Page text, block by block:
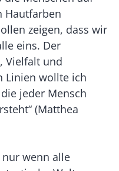
Hautfarben
zeigen, dass wir
eins. Der
Vielfalt und
Linien wollte ich
jeder Mensch
(Matthea
nur wenn alle